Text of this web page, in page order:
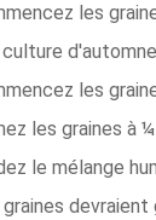
les
les
les graines à
le mélange
devraient